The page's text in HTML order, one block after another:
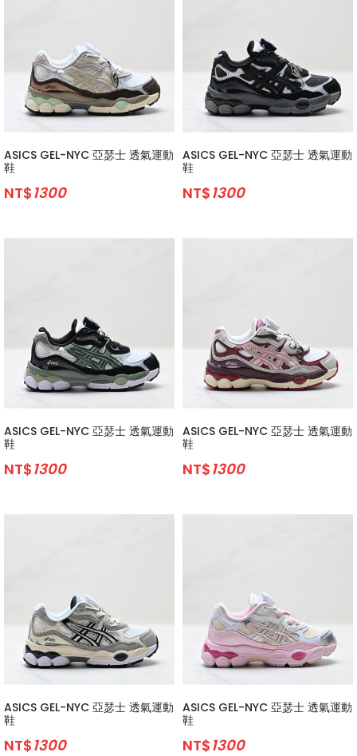
ASICS GEL-NYC 亞瑟士 透氣運動
鞋
NT$1300
ASICS GEL-NYC 亞瑟士 透氣運動
鞋
NT$1300
ASICS GEL-NYC 亞瑟士 透氣運動
鞋
NT$1300
ASICS GEL-NYC 亞瑟士 透氣運動
鞋
NT$1300
ASICS GEL-NYC 亞瑟士 透氣運動
鞋
NT$1300
ASICS GEL-NYC 亞瑟士 透氣運動
鞋
NT$1300